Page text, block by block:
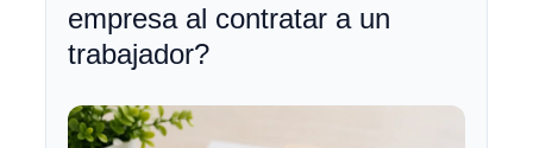
empresa al contratar a un
trabajador?